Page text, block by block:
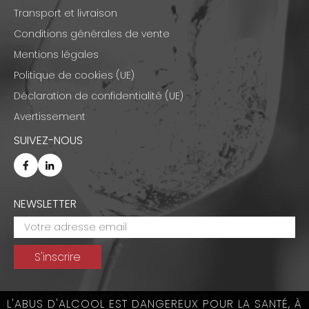
L'ABUS D'ALCOOL EST DANGEREUX POUR LA SANTÉ, À
Transport et livraison
Conditions générales de vente
Mentions légales
Politique de cookies (UE)
Déclaration de confidentialité (UE)
Avertissement
SUIVEZ-NOUS
NEWSLETTER
Tous droits réservés © Emmanuel Nasti 2026